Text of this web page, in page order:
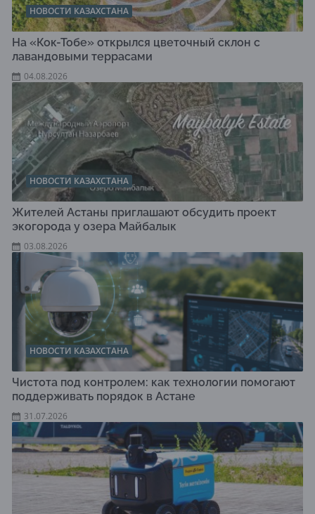
НОВОСТИ КАЗАХСТАНА
На «Кок-Тобе» открылся цветочный склон с
лавандовыми террасами
04.08.2026
НОВОСТИ КАЗАХСТАНА
Жителей Астаны приглашают обсудить проект
экогорода у озера Майбалык
03.08.2026
НОВОСТИ КАЗАХСТАНА
Чистота под контролем: как технологии помогают
поддерживать порядок в Астане
31.07.2026